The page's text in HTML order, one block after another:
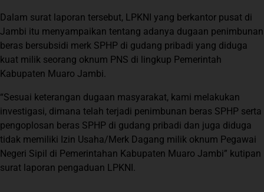
Dalam surat laporan tersebut, LPKNI yang berkantor pusat di
Jambi itu menyampaikan tentang adanya dugaan penimbunan
beras bersubsidi merk SPHP di gudang pribadi yang diduga
kuat milik seorang oknum PNS di lingkup Pemerintah
Kabupaten Muaro Jambi.
“Sesuai keterangan dugaan masyarakat, kami melakukan
investigasi, dimana telah terjadi penimbunan beras SPHP serta
pengoplosan beras SPHP di gudang pribadi dan juga diduga
tidak memiliki Izin Usaha/Merk Dagang milik oknum Pegawai
Negeri Sipil di Pemerintahan Kabupaten Muaro Jambi” kutipan
surat laporan pengaduan LPKNI.